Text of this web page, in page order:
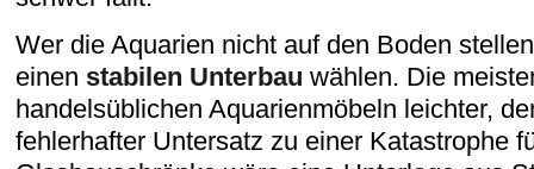
Wer die Aquarien nicht auf den Boden
einen stabilen Unterbau wählen. Die
handelsüblichen Aquarienmöbeln leichter,
fehlerhafter Untersatz zu einer Katastrophe